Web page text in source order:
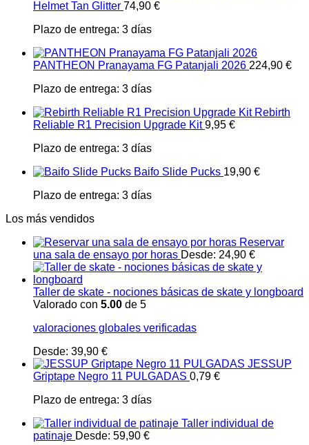
Helmet Tan Glitter 74,90 €
Plazo de entrega: 3 días
PANTHEON Pranayama FG Patanjali 2026 224,90 €
Plazo de entrega: 3 días
Rebirth
Reliable R1 Precision Upgrade Kit 9,95 €
Plazo de entrega: 3 días
Baifo Slide Pucks 19,90 €
Plazo de entrega: 3 días
Los más vendidos
Reservar
una sala de ensayo por horas Desde: 24,90 €
Taller de skate - nociones básicas de skate y longboard
Valorado con 5.00 de 5
valoraciones globales verificadas
Desde: 39,90 €
JESSUP
Griptape Negro 11 PULGADAS 0,79 €
Plazo de entrega: 3 días
Taller individual de
patinaje Desde: 59,90 €